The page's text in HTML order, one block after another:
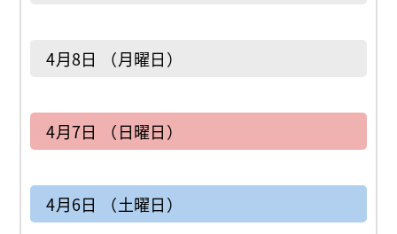
4月8日 （月曜日）
4月7日 （日曜日）
4月6日 （土曜日）